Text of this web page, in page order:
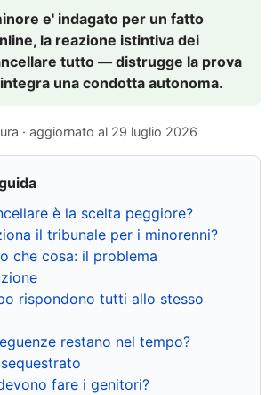
e' indagato per un fatto
la reazione istintiva dei
tutto — distrugge la prova
una condotta autonoma.
· aggiornato al 29 luglio 2026
è la scelta peggiore?
il tribunale per i minorenni?
che cosa: il problema
rispondono tutti allo stesso
restano nel tempo?
fare i genitori?